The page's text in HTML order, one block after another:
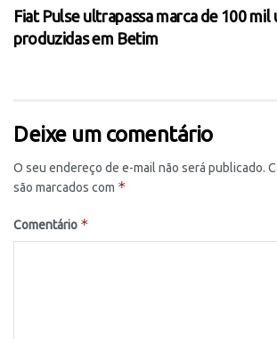
Fiat Pulse ultrapassa marca de 100 mil
produzidas em Betim
Deixe um comentário
O seu endereço de e-mail não será publicado.
são marcados com *
Comentário *